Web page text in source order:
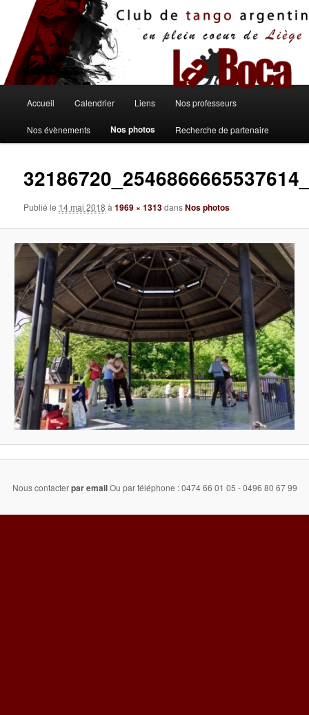
contenu
principal
principal
Accueil Calendrier Liens Nos professeurs
Nos évènements Nos photos Recherche de partenaire
Publié le 14 mai 2018 à1969 × 1313dansNos photos
Nous contacterpar emailOu par téléphone : 0474 66 01 05 - 0496 80 67 99